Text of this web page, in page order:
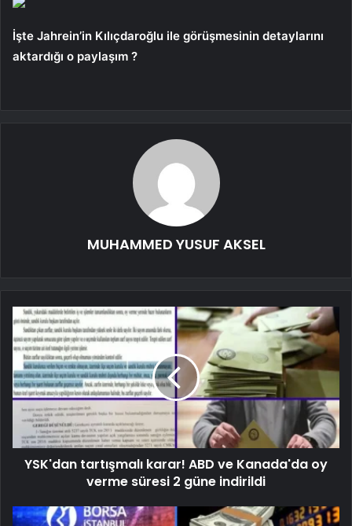
İşte Jahrein’in Kılıçdaroğlu ile görüşmesinin detaylarını
aktardığı o paylaşım ?
MUHAMMED YUSUF AKSEL
YSK'dan tartışmalı karar! ABD ve Kanada'da oy
verme süresi 2 güne indirildi